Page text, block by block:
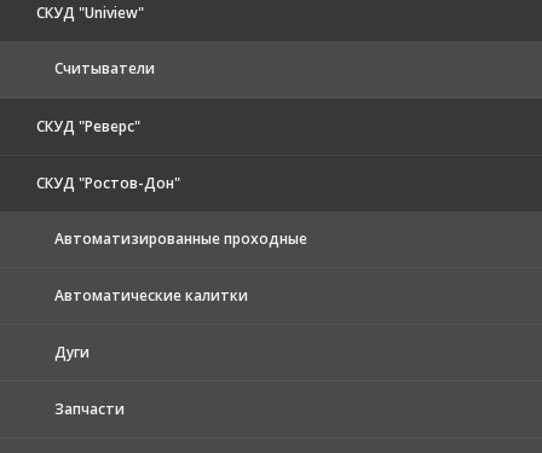
СКУД "Uniview"
Считыватели
СКУД "Реверс"
СКУД "Ростов-Дон"
Автоматизированные проходные
Автоматические калитки
Дуги
Запчасти